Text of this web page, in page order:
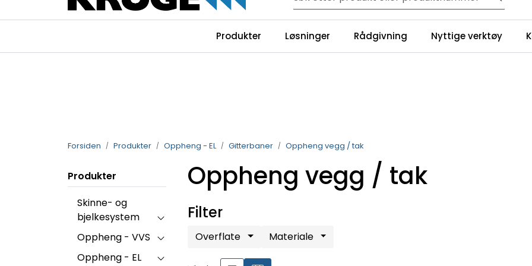
Skip to main content NYHET! 150 nye varer
Linkedin | YouTube
Produkter Løsninger Rådgivning Nyttige verktøy
Forsiden Produkter Oppheng - EL Gitterbaner Oppheng vegg / tak
Produkter
Skinne- og
bjelkesystem
Oppheng - VVS
Oppheng - EL
Oppheng vegg / tak
Filter
Overflate Materiale